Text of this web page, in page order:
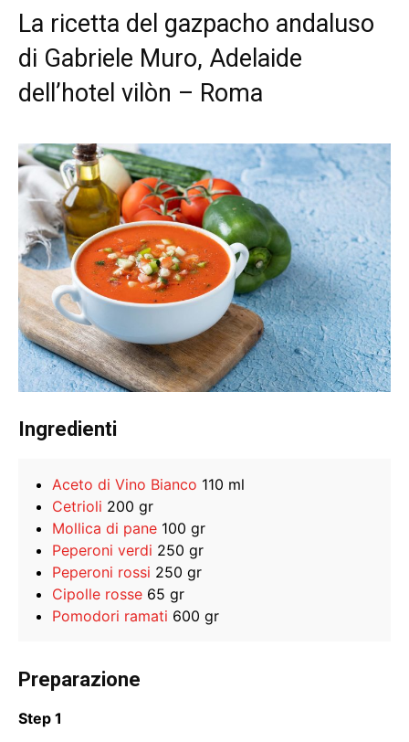
La ricetta del gazpacho andaluso
di Gabriele Muro, Adelaide
dell’hotel vilòn – Roma
Ingredienti
Aceto di Vino Bianco 110 ml
Cetrioli 200 gr
Mollica di pane 100 gr
Peperoni verdi 250 gr
Peperoni rossi 250 gr
Cipolle rosse 65 gr
Pomodori ramati 600 gr
Preparazione
Step 1